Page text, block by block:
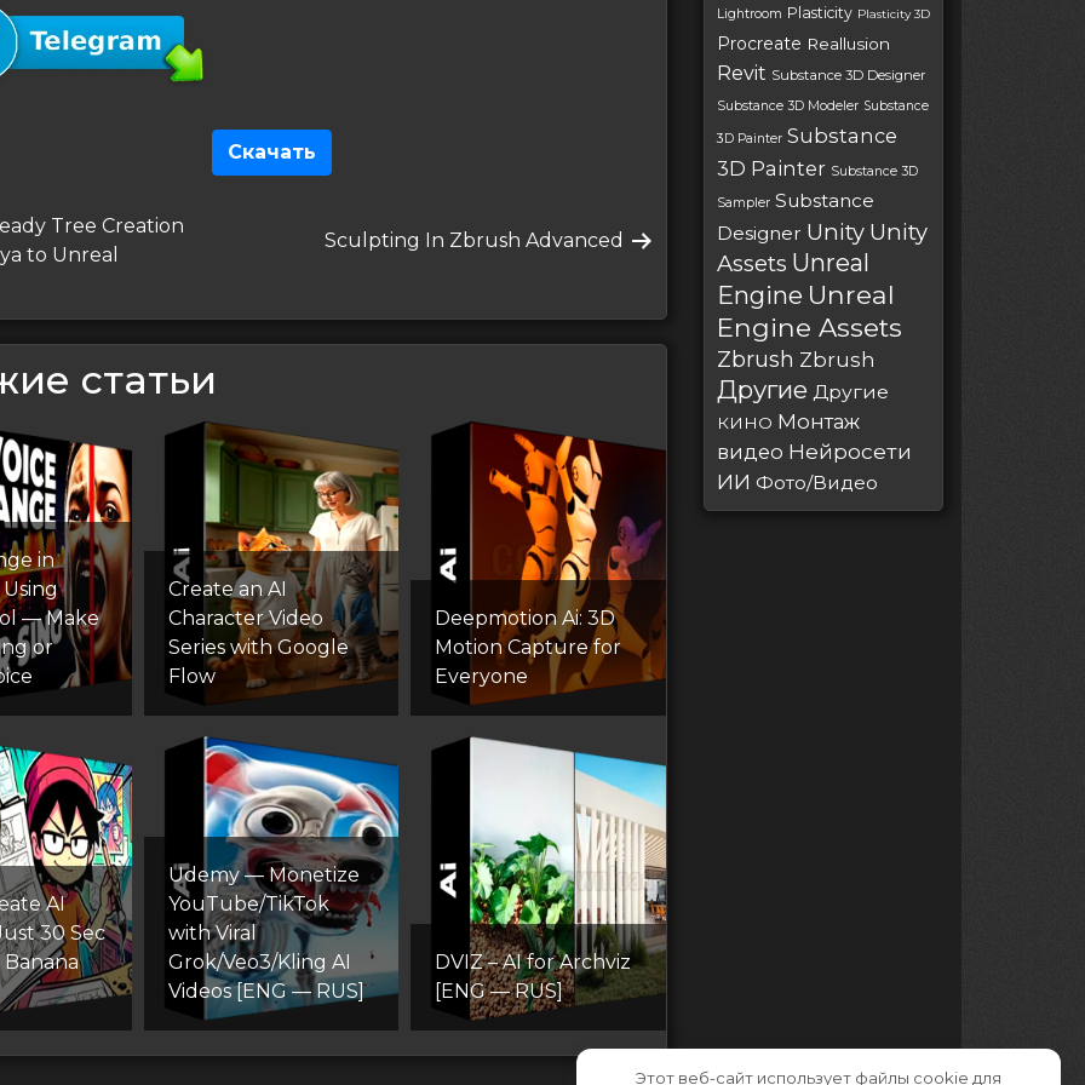
Скачать
Tree Creation
to Unreal
Следующая
Sculpting In Zbrush Advanced
статьи
in
Using
— Make
or
Create an AI
Character Video
Series with Google
Flow
Deepmotion Ai: 3D
Motion Capture for
Everyone
AI
30 Sec
Udemy — Monetize
YouTube/TikTok
with Viral
Grok/Veo3/Kling AI
Videos [ENG — RUS]
DVIZ – AI for Archviz
[ENG — RUS]
Lightroom Plasticity Plasticity 3D
Procreate Reallusion
Revit Substance 3D Designer
Substance 3D Modeler Substance
3D Painter Substance
3D Painter Substance 3D
Sampler Substance
Designer Unity Unity
Assets Unreal
Engine Unreal
Engine Assets
Zbrush Zbrush
Другие Другие
КИНО Монтаж
видео Нейросети
ИИ Фото/Видео
Этот веб-сайт использует файлы cookie для